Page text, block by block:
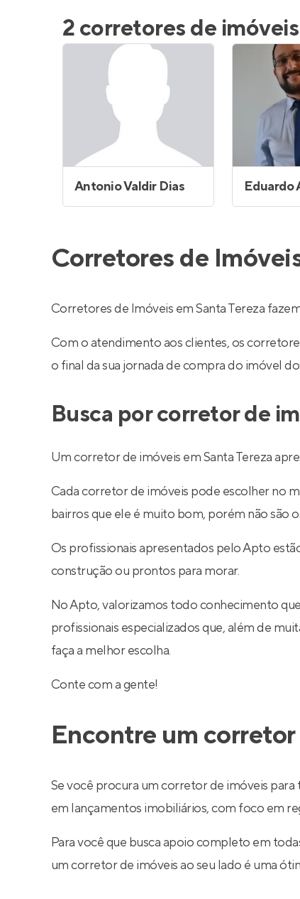
2 corretores de
Antonio Valdir Dias
Corretores de
Corretores de Imóveis em Santa Tereza
Com o atendimento aos clientes, os
o final da sua jornada de compra do imóvel
Busca por corretor de
Um corretor de imóveis em Santa Tereza
Cada corretor de imóveis pode escolher no
bairros que ele é muito bom, porém não são
Os profissionais apresentados pelo Apto
construção ou prontos para morar.
No Apto, valorizamos todo conhecimento
profissionais especializados que, além de
faça a melhor escolha.
Conte com a gente!
Encontre um
Se você procura um corretor de imóveis
em lançamentos imobiliários, com foco em
Para você que busca apoio completo em
um corretor de imóveis ao seu lado é uma